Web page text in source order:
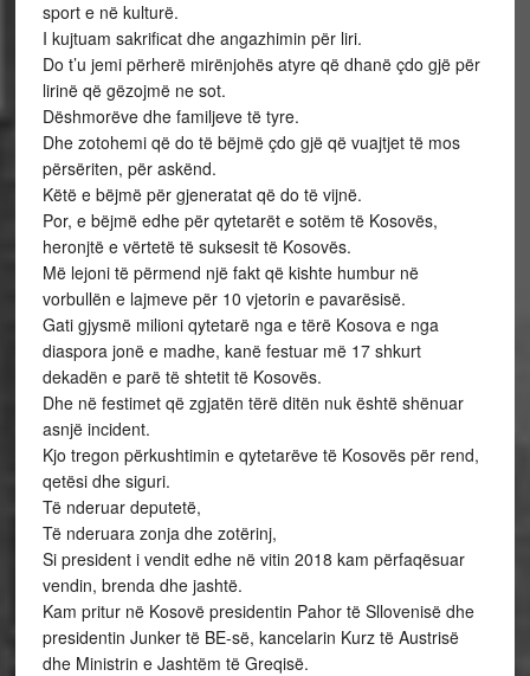
sport e në kulturë.
I kujtuam sakrificat dhe angazhimin për liri.
Do t’u jemi përherë mirënjohës atyre që dhanë çdo gjë për
lirinë që gëzojmë ne sot.
Dëshmorëve dhe familjeve të tyre.
Dhe zotohemi që do të bëjmë çdo gjë që vuajtjet të mos
përsëriten, për askënd.
Këtë e bëjmë për gjeneratat që do të vijnë.
Por, e bëjmë edhe për qytetarët e sotëm të Kosovës,
heronjtë e vërtetë të suksesit të Kosovës.
Më lejoni të përmend një fakt që kishte humbur në
vorbullën e lajmeve për 10 vjetorin e pavarësisë.
Gati gjysmë milioni qytetarë nga e tërë Kosova e nga
diaspora jonë e madhe, kanë festuar më 17 shkurt
dekadën e parë të shtetit të Kosovës.
Dhe në festimet që zgjatën tërë ditën nuk është shënuar
asnjë incident.
Kjo tregon përkushtimin e qytetarëve të Kosovës për rend,
qetësi dhe siguri.
Të nderuar deputetë,
Të nderuara zonja dhe zotërinj,
Si president i vendit edhe në vitin 2018 kam përfaqësuar
vendin, brenda dhe jashtë.
Kam pritur në Kosovë presidentin Pahor të Sllovenisë dhe
presidentin Junker të BE-së, kancelarin Kurz të Austrisë
dhe Ministrin e Jashtëm të Greqisë.